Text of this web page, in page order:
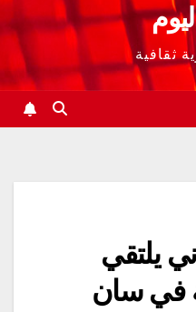
ثقافية
يلتقي
في سان